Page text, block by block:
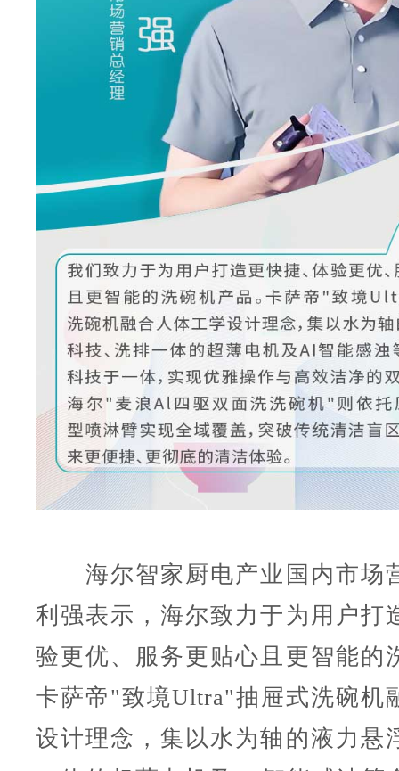
海尔智家厨电产业国内市场
利强表示，海尔致力于为用户打
验更优、服务更贴心且更智能的
卡萨帝"致境Ultra"抽屉式洗碗机
设计理念，集以水为轴的液力悬